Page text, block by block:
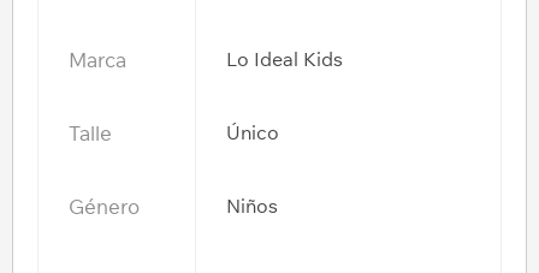
Marca Lo Ideal Kids
Talle Único
Género Niños